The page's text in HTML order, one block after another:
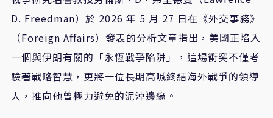
D. Freedman）於 2026 年 5 月 27 日在《外交事務》
（Foreign Affairs）發表的分析文章指出，美國正陷入
一個與伊朗有關的「永恆戰爭陷阱」，這場衝突不僅考
驗著戰略智慧，更將一位長期高喊終結海外戰爭的領導
人，推向他曾極力避免的泥淖邊緣。